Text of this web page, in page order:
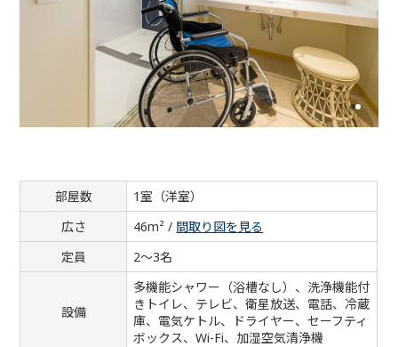
部屋数
1室（洋室）
広さ
46m² / 間取り図を見る
定員
2～3名
設備
多機能シャワー（浴槽なし）、洗浄機能付
きトイレ、テレビ、衛星放送、電話、冷蔵
庫、電気ケトル、ドライヤー、セーフティ
ボックス、Wi-Fi、加湿空気清浄機